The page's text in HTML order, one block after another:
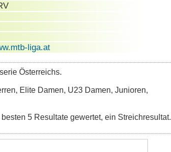
liga.at
Österreichs.
Elite Damen, U23 Damen, Junioren,
5 Resultate gewertet, ein Streichresultat.